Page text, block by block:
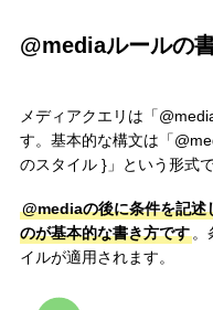
@mediaルールの
メディアクエリは「
す。基本的な構文は「
のスタイル }」という形式で
@mediaの後に条件を記述
のが基本的な書き方です。
イルが適用されます。